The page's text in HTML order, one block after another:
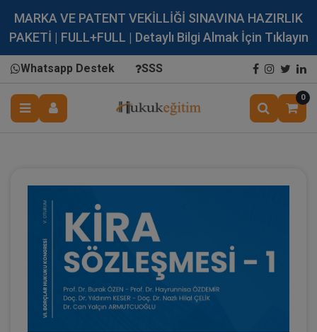
MARKA VE PATENT VEKİLLİĞİ SINAVINA HAZIRLIK
PAKETİ | FULL+FULL | Detaylı Bilgi Almak İçin Tıklayın
Whatsapp Destek SSS
0